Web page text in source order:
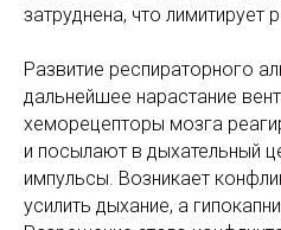
затруднена, что лимитирует
Развитие респираторного
дальнейшее нарастание
хеморецепторы мозга
и посылают в дыхательный
импульсы. Возникает
усилить дыхание, а